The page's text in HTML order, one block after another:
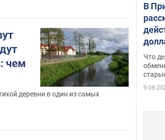
чем
деревни в один из самых
В
Что